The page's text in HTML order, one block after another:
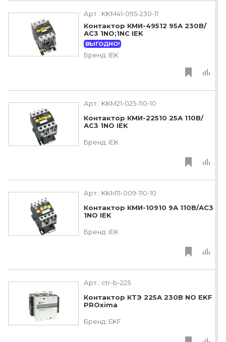
Арт.: KKM41-095-230-11
Контактор КМИ-49512 95А 230В/
АС3 1NO;1NC IEK
ВЫГОДНО!
Бренд: IEK
Арт.: KKM21-025-110-10
Контактор КМИ-22510 25А 110В/
АС3 1NO IEK
Бренд: IEK
Арт.: KKM11-009-110-10
Контактор КМИ-10910 9А 110В/АС3
1NO IEK
Бренд: IEK
Арт.: ctr-b-225
Контактор КТЭ 225А 230В NO EKF
PROxima
Бренд: EKF